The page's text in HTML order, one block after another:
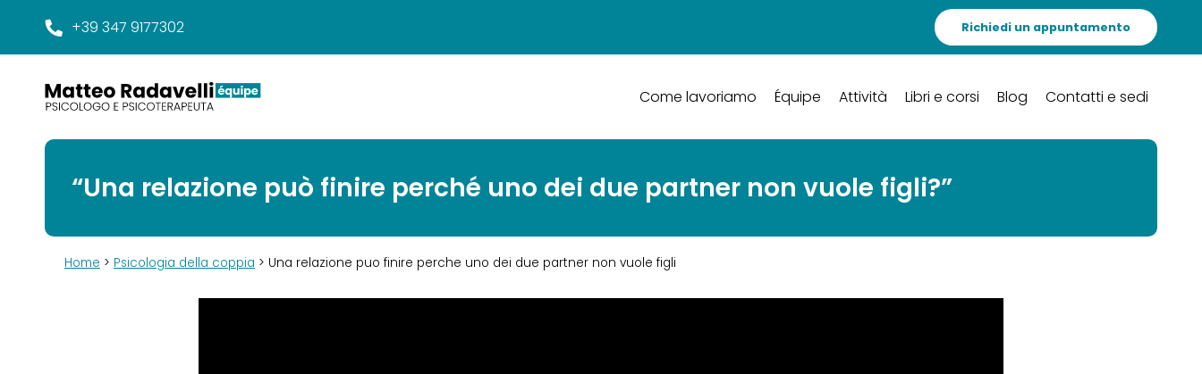
+39 347 9177302 Richiedi un appuntamento
Come lavoriamo Équipe Attività Libri e corsi Blog Contatti e sedi
“Una relazione può finire perché uno dei due partner non vuole figli?”
Home > Psicologia della coppia > Una relazione puo finire perche uno dei due partner non vuole figli